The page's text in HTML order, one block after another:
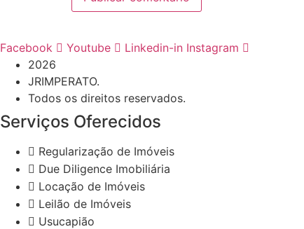
Facebook Youtube Linkedin-in Instagram
2026
JRIMPERATO.
Todos os direitos reservados.
Serviços Oferecidos
Regularização de Imóveis
Due Diligence Imobiliária
Locação de Imóveis
Leilão de Imóveis
Usucapião